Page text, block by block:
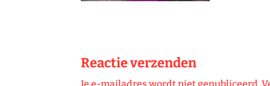
Reactie verzenden